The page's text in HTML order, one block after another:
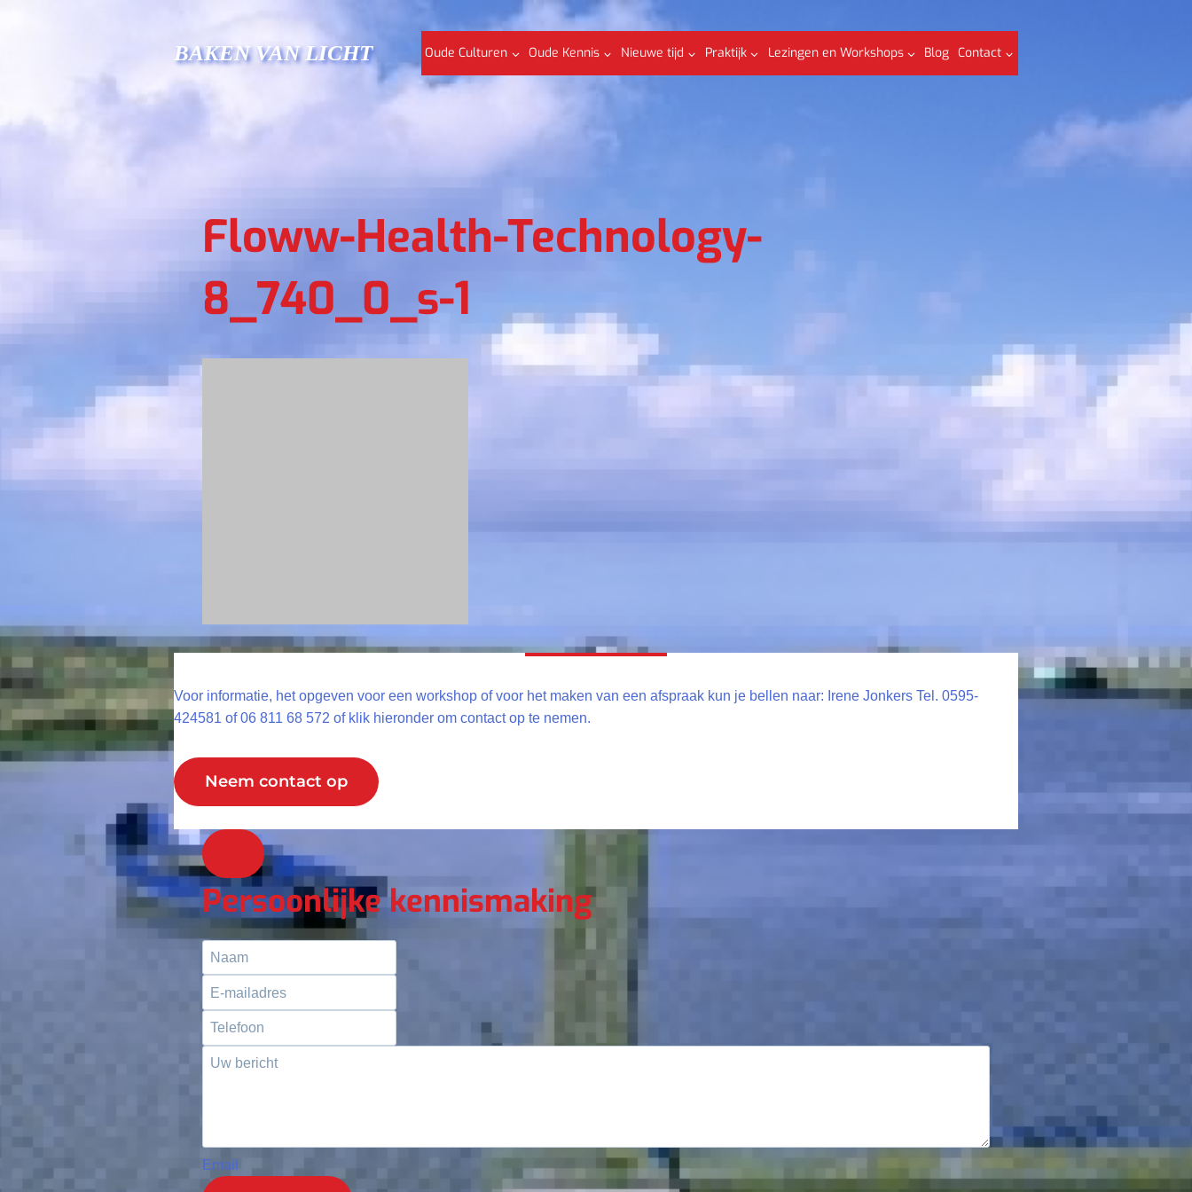
BAKEN VAN LICHT Oude Culturen Oude Kennis Nieuwe tijd Praktijk Lezingen en Workshops Blog Contact
Floww-Health-Technology-
8_740_0_s-1
Voor informatie, het opgeven voor een workshop of voor het maken van een afspraak kun je bellen naar: Irene Jonkers Tel. 0595-
424581 of 06 811 68 572 of klik hieronder om contact op te nemen.
Neem contact op
Persoonlijke kennismaking
Email